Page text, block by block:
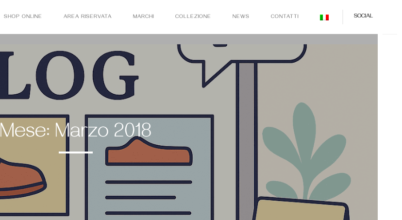
SOCIAL
SHOP ONLINE AREA RISERVATA MARCHI COLLEZIONE NEWS CONTATTI
Mese: Marzo 2018